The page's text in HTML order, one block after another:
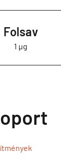
Folsav
1 µg